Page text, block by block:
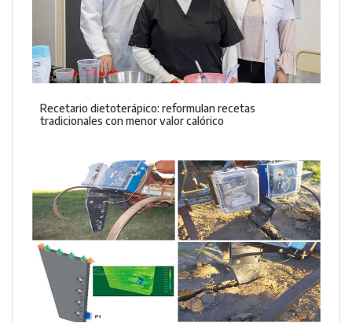
Recetario dietoterápico: reformulan recetas
tradicionales con menor valor calórico